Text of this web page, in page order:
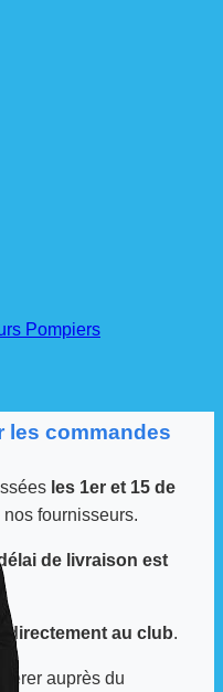
les commandes
les 1er et 15 de
nos fournisseurs.
de livraison est
directement au club.
auprès du
Pompiers